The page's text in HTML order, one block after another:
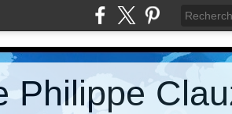
Philippe